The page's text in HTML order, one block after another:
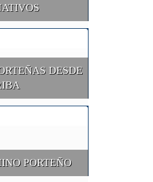
DESDE
PORTEÑO